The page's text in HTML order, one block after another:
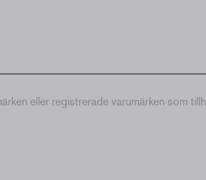
eller registrerade varumärken som